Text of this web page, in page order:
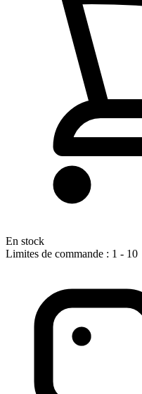
En stock
Limites de commande : 1 - 10